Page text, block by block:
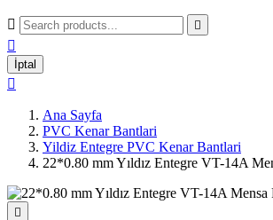
 

İptal

Ana Sayfa
PVC Kenar Bantlari
Yildiz Entegre PVC Kenar Bantlari
22*0.80 mm Yıldız Entegre VT-14A
